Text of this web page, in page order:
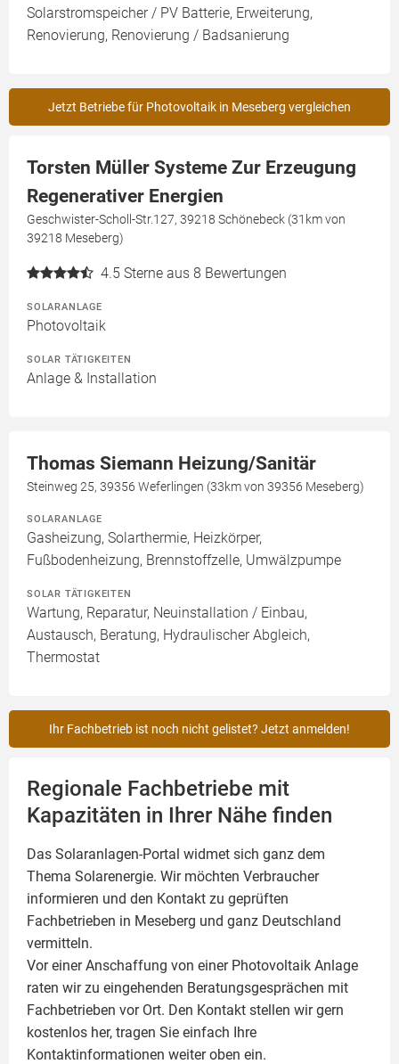
Solarstromspeicher / PV Batterie, Erweiterung,
Renovierung, Renovierung / Badsanierung
Jetzt Betriebe für Photovoltaik in Meseberg vergleichen
Torsten Müller Systeme Zur Erzeugung
Regenerativer Energien
Geschwister-Scholl-Str.127, 39218 Schönebeck (31km von
39218 Meseberg)
4.5 Sterne aus 8 Bewertungen
SOLARANLAGE
Photovoltaik
SOLAR TÄTIGKEITEN
Anlage & Installation
Thomas Siemann Heizung/Sanitär
Steinweg 25, 39356 Weferlingen (33km von 39356 Meseberg)
SOLARANLAGE
Gasheizung, Solarthermie, Heizkörper,
Fußbodenheizung, Brennstoffzelle, Umwälzpumpe
SOLAR TÄTIGKEITEN
Wartung, Reparatur, Neuinstallation / Einbau,
Austausch, Beratung, Hydraulischer Abgleich,
Thermostat
Ihr Fachbetrieb ist noch nicht gelistet? Jetzt anmelden!
Regionale Fachbetriebe mit
Kapazitäten in Ihrer Nähe finden
Das Solaranlagen-Portal widmet sich ganz dem
Thema Solarenergie. Wir möchten Verbraucher
informieren und den Kontakt zu geprüften
Fachbetrieben in Meseberg und ganz Deutschland
vermitteln.
Vor einer Anschaffung von einer Photovoltaik Anlage
raten wir zu eingehenden Beratungsgesprächen mit
Fachbetrieben vor Ort. Den Kontakt stellen wir gern
kostenlos her, tragen Sie einfach Ihre
Kontaktinformationen weiter oben ein.